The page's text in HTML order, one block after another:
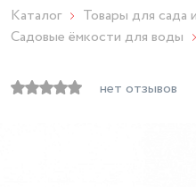
Каталог
Товары для сада
Садовые ёмкости для воды
нет отзывов